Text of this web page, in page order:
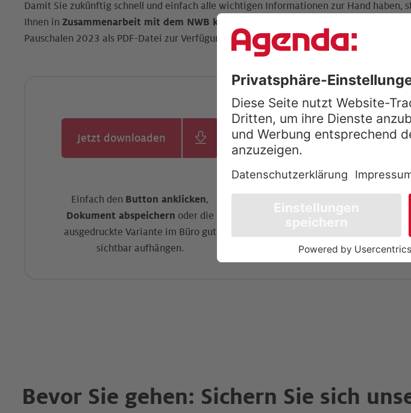
Damit Sie zukünftig schnell und einfach alle wichtigen Informationen zur Hand haben,
Ihnen in Zusammenarbeit mit dem NWB kostenlos
Pauschalen 2023 als PDF-Datei zur Verfügung.
Jetzt downloaden
Einfach den Button anklicken,
Dokument abspeichern oder die
ausgedruckte Variante im Büro gut
sichtbar aufhängen.
Bevor Sie gehen: Sichern Sie sich